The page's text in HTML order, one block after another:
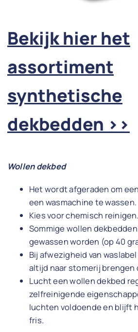
Bekijk hier het
assortiment
synthetische
dekbedden >>
Wollen dekbed
Het wordt afgeraden om
een wasmachine te wassen.
Kies voor chemisch reinigen.
Sommige wollen
gewassen worden (op 40
Bij afwezigheid van
altijd naar stomerij brengen
Lucht een wollen dekbed
zelfreinigende
luchten voldoende en blijft
fris.